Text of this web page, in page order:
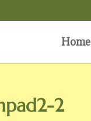
Home
2